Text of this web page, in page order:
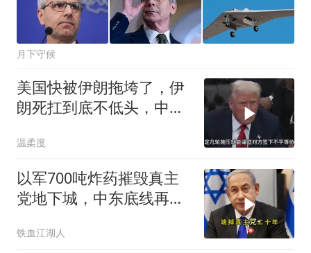
月下守候
美国快被伊朗拖垮了，伊
朗死扛到底不低头，中国
温柔度
以军700吨炸药摧毁真主
党地下城，中东底线再突
铁血江湖人